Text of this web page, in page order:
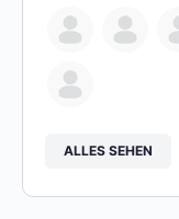
ALLES SEHEN